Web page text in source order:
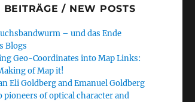
BEITRÄGE / NEW POSTS
– und das Ende
Blogs
Geo-Coordinates into Map Links:
of Map it!
Eli Goldberg and Emanuel Goldberg
pioneers of optical character and